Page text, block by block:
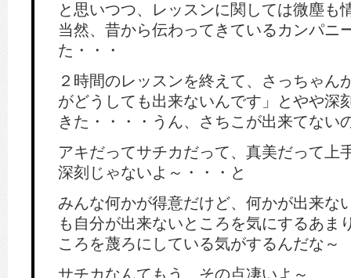
と思いつつ、レッスンに関しては微塵
当然、昔から伝わってきているカンパニ
た・・・
２時間のレッスンを終えて、さっちゃん
がどうしても出来ないんです」とやや深
きた・・・・うん、さちこが出来てない
アキだってサチカだって、真美だって上
深刻じゃないよ～・・・と
みんな何かが得意だけど、何かが出来な
も自分が出来ないところを気にするあま
ころを蔑ろにしている気がするんだな～
サチカなんてもう その点凄いよ～